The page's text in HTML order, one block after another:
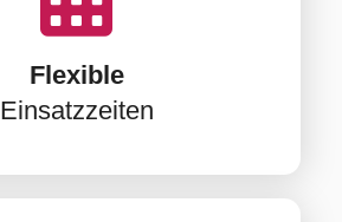
Flexible
Einsatzzeiten